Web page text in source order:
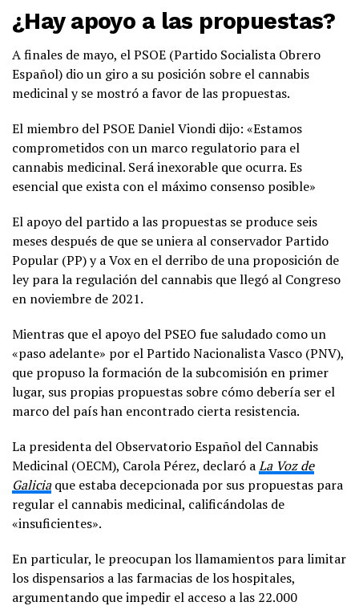
¿Hay apoyo a las propuestas?
A finales de mayo, el PSOE (Partido Socialista Obrero
Español) dio un giro a su posición sobre el cannabis
medicinal y se mostró a favor de las propuestas.
El miembro del PSOE Daniel Viondi dijo: «Estamos
comprometidos con un marco regulatorio para el
cannabis medicinal. Será inexorable que ocurra. Es
esencial que exista con el máximo consenso posible»
El apoyo del partido a las propuestas se produce seis
meses después de que se uniera al conservador Partido
Popular (PP) y a Vox en el derribo de una proposición de
ley para la regulación del cannabis que llegó al Congreso
en noviembre de 2021.
Mientras que el apoyo del PSEO fue saludado como un
«paso adelante» por el Partido Nacionalista Vasco (PNV),
que propuso la formación de la subcomisión en primer
lugar, sus propias propuestas sobre cómo debería ser el
marco del país han encontrado cierta resistencia.
La presidenta del Observatorio Español del Cannabis
Medicinal (OECM), Carola Pérez, declaró aLa Voz de
Galiciaque estaba decepcionada por sus propuestas para
regular el cannabis medicinal, calificándolas de
«insuficientes».
En particular, le preocupan los llamamientos para limitar
los dispensarios a las farmacias de los hospitales,
argumentando que impedir el acceso a las 22.000